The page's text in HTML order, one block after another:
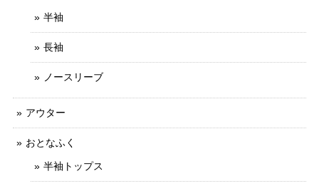
半袖
長袖
ノースリーブ
アウター
おとなふく
半袖トップス